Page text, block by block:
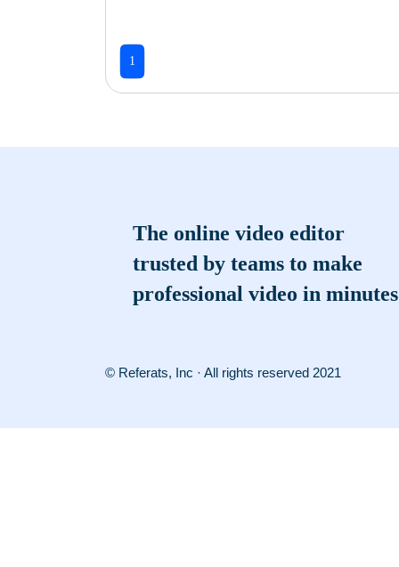
1
The online video editor
trusted by teams to make
professional video in minutes
© Referats, Inc · All rights reserved 2021